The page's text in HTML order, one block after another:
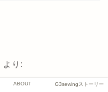
より:
ABOUT G3sewingストーリー